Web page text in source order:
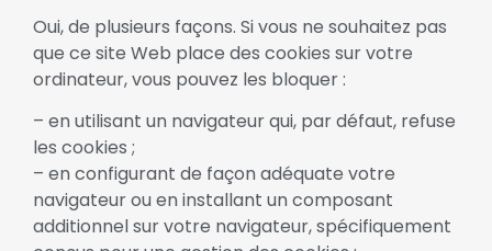
Oui, de plusieurs façons. Si vous ne souhaitez pas
que ce site Web place des cookies sur votre
ordinateur, vous pouvez les bloquer :
– en utilisant un navigateur qui, par défaut, refuse
les cookies ;
– en configurant de façon adéquate votre
navigateur ou en installant un composant
additionnel sur votre navigateur, spécifiquement